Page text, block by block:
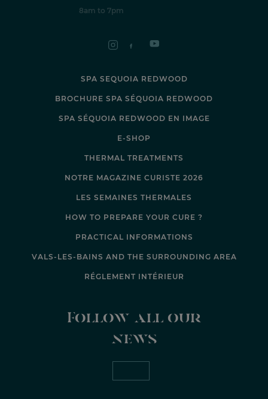
8am to 7pm
SPA SEQUOIA REDWOOD
BROCHURE SPA SÉQUOIA REDWOOD
SPA SÉQUOIA REDWOOD EN IMAGE
E-SHOP
THERMAL TREATMENTS
NOTRE MAGAZINE CURISTE 2026
LES SEMAINES THERMALES
HOW TO PREPARE YOUR CURE ?
PRACTICAL INFORMATIONS
VALS-LES-BAINS AND THE SURROUNDING AREA
RÉGLEMENT INTÉRIEUR
Follow all our
news